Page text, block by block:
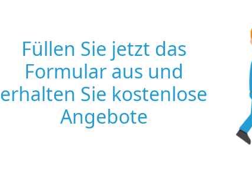
Füllen Sie jetzt das
Formular aus und
erhalten Sie kostenlose
Angebote